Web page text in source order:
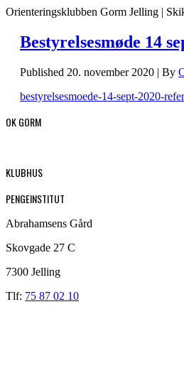
Orienteringsklubben Gorm Jelling |
Bestyrelsesmøde 14
Published 20. november 2020 | By
bestyrelsesmoede-14-sept-2020-
OK GORM
KLUBHUS
PENGEINSTITUT
Abrahamsens Gård
Skovgade 27 C
7300 Jelling
Tlf: 75 87 02 10